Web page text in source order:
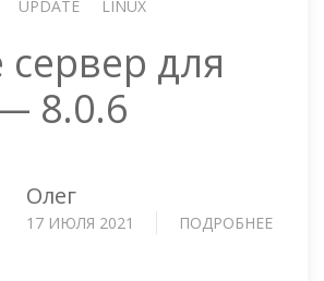
UPDATE LINUX
сервер для
8.0.6
Олег
17 ИЮЛЯ 2021 ПОДРОБНЕЕ